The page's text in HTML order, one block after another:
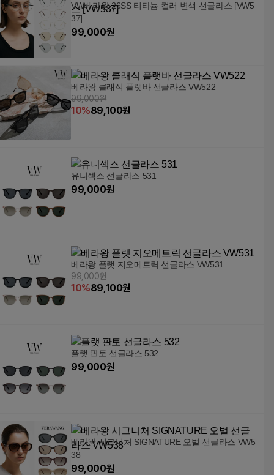
VW베라왕 26SS 티타늄 컬러 변색 선글라스 [VW5
37]
99,000원
베라왕 클래식 플랫바 선글라스 VW522
99,000원
10%89,100원
유니섹스 선글라스 531
99,000원
베라왕 플랫 지오메트릭 선글라스 VW531
99,000원
10%89,100원
플랫 판토 선글라스 532
99,000원
베라왕 시그니처 SIGNATURE 오벌 선글라스 VW5
38
99,000원